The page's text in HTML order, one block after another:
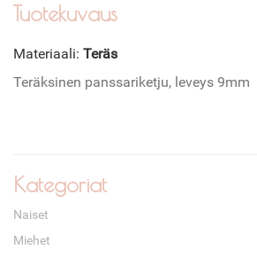
Tuotekuvaus
Materiaali: Teräs
Teräksinen panssariketju, leveys 9mm
Kategoriat
Naiset
Miehet